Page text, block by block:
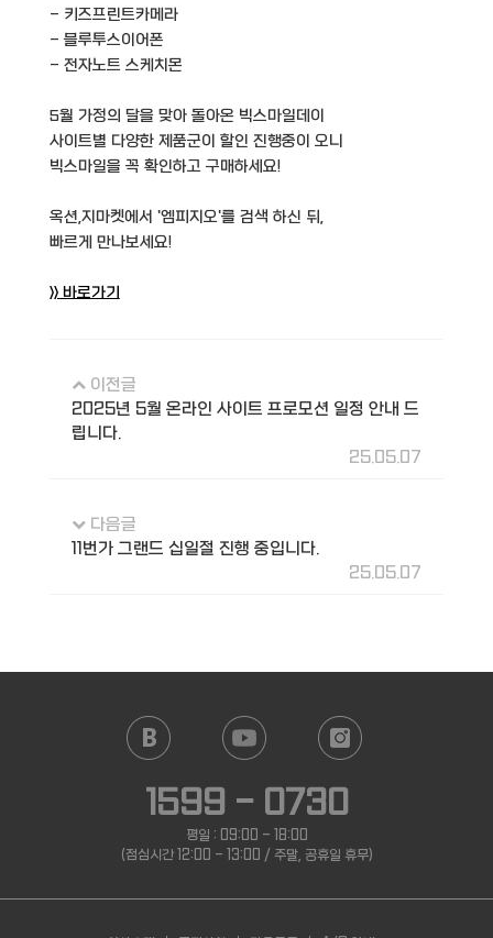
- 키즈프린트카메라
- 블루투스이어폰
- 전자노트 스케치몬
5월 가정의 달을 맞아 돌아온 빅스마일데이
사이트별 다양한 제품군이 할인 진행중이 오니
빅스마일을 꼭 확인하고 구매하세요!
옥션,지마켓에서 '엠피지오'를 검색 하신 뒤,
빠르게 만나보세요!
>> 바로가기
이전글
2025년 5월 온라인 사이트 프로모션 일정 안내 드
립니다.
25.05.07
다음글
11번가 그랜드 십일절 진행 중입니다.
25.05.07
1599 - 0730
평일 : 09:00 - 18:00
(점심시간 12:00 - 13:00 / 주말, 공휴일 휴무)